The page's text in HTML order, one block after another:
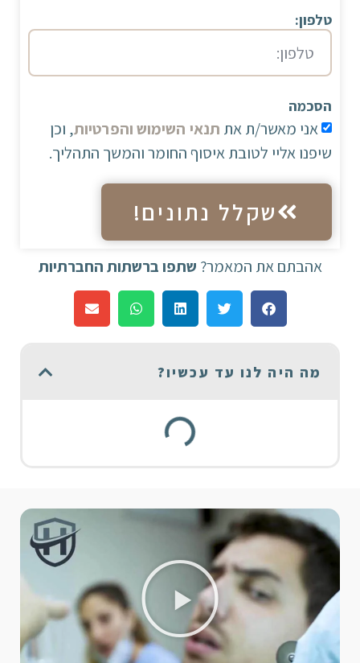
טלפון:
הסכמה
אני מאשר/ת את תנאי השימוש והפרטיות, וכן
שיפנו אליי לטובת איסוף החומר והמשך התהליך.
שקלל נתונים!
אהבתם את המאמר? שתפו ברשתות החברתיות
מה היה לנו עד עכשיו?